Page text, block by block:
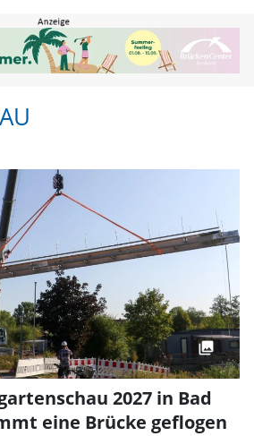
FLZ.de
2027 in Bad
eine Brücke geflogen